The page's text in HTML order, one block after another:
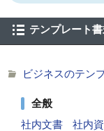
テンプレート
ビジネスのテン
全般
社内文書
社内